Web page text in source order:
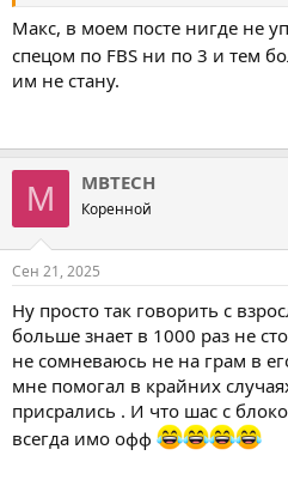
Макс, в моем посте нигде не
спецом по FBS ни по 3 и тем
им не стану.
M MBTECH
Коренной
Сен 21, 2025
Ну просто так говорить с
больше знает в 1000 раз не
не сомневаюсь не на грам в
мне помогал в крайних
присрались . И что шас с
всегда имо офф